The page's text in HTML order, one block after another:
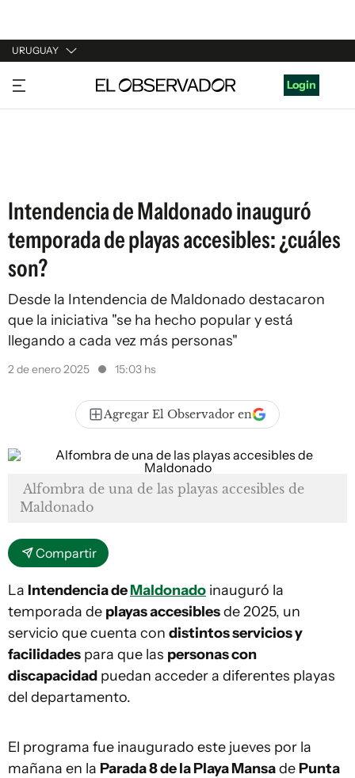
URUGUAY
URUGUAY
ARGENTINA
Login
Intendencia de Maldonado inauguró
temporada de playas accesibles: ¿cuáles
son?
Desde la Intendencia de Maldonado destacaron
que la iniciativa "se ha hecho popular y está
llegando a cada vez más personas"
2 de enero 2025 15:03 hs
Agregar El Observador en
Alfombra de una de las playas accesibles de
Maldonado
Compartir
La Intendencia deMaldonado inauguró la
temporada de playas accesiblesde 2025, un
servicio que cuenta con distintos servicios y
facilidades para que las personas con
discapacidad puedan acceder a diferentes playas
del departamento.
El programa fue inaugurado este jueves por la
mañana en la Parada 8 de la Playa Mansade Punta